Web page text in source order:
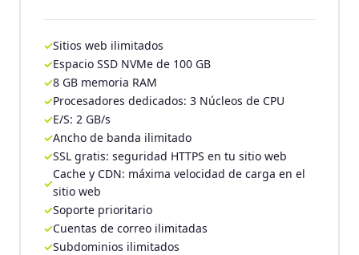
Sitios web ilimitados
Espacio SSD NVMe de 100 GB
8 GB memoria RAM
Procesadores dedicados: 3 Núcleos de CPU
E/S: 2 GB/s
Ancho de banda ilimitado
SSL gratis: seguridad HTTPS en tu sitio web
Cache y CDN: máxima velocidad de carga en el
sitio web
Soporte prioritario
Cuentas de correo ilimitadas
Subdominios ilimitados